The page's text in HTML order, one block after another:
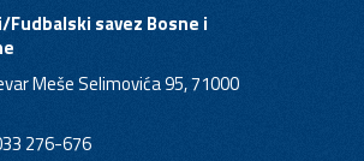
savez Bosne i
Meše Selimovića 95, 71000
276-676